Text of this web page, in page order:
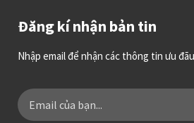
Đăng kí nhận bản tin
Nhập email để nhận các thông tin ưu